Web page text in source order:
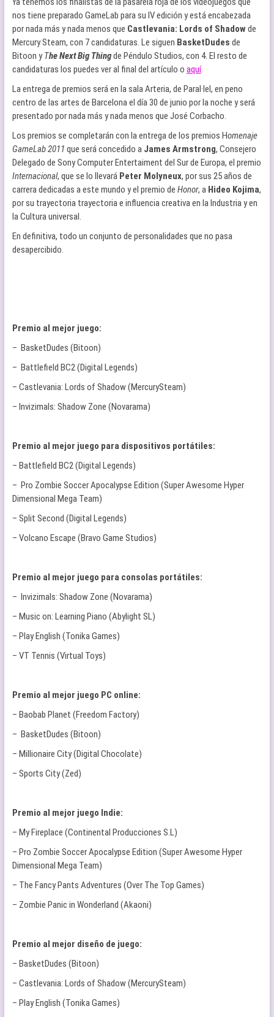
nos tiene preparado GameLab para su IV edición y está encabezada
por nada más y nada menos que Castlevania: Lords of Shadowde
Mercury Steam, con 7 candidaturas. Le siguen BasketDudes de
Bitoon yThe Next Big Thingde Péndulo Studios, con 4. El resto de
candidaturas los puedes ver al final del artículo o aquí.
La entrega de premios será en la sala Arteria, de Paral·lel, en peno
centro de las artes de Barcelona el día 30 de junio por la noche y será
presentado por nada más y nada menos que José Corbacho.
Los premios se completarán con la entrega de los premios Homenaje
GameLab 2011 que será concedido a James Armstrong, Consejero
Delegado de Sony Computer Entertaiment del Sur de Europa, el premio
Internacional, que se lo llevará Peter Molyneux, por sus 25 años de
carrera dedicadas a este mundo y el premio de Honor, aHideo Kojima,
por su trayectoria trayectoria e influencia creativa en la Industria y en
la Cultura universal.
En definitiva, todo un conjunto de personalidades que no pasa
desapercibido.
Premio al mejor juego:
– BasketDudes (Bitoon)
– Battlefield BC2 (Digital Legends)
– Castlevania: Lords of Shadow (MercurySteam)
– Invizimals: Shadow Zone (Novarama)
Premio al mejor juego para dispositivos portátiles:
– Battlefield BC2 (Digital Legends)
– Pro Zombie Soccer Apocalypse Edition (Super Awesome Hyper
Dimensional Mega Team)
– Split Second (Digital Legends)
– Volcano Escape (Bravo Game Studios)
Premio al mejor juego para consolas portátiles:
– Invizimals: Shadow Zone (Novarama)
– Music on: Learning Piano (Abylight SL)
– Play English (Tonika Games)
– VT Tennis (Virtual Toys)
Premio al mejor juego PC online:
– Baobab Planet (Freedom Factory)
– BasketDudes (Bitoon)
– Millionaire City (Digital Chocolate)
– Sports City (Zed)
Premio al mejor juego Indie:
– My Fireplace (Continental Producciones S.L)
– Pro Zombie Soccer Apocalypse Edition (Super Awesome Hyper
Dimensional Mega Team)
– The Fancy Pants Adventures (Over The Top Games)
– Zombie Panic in Wonderland (Akaoni)
Premio al mejor diseño de juego:
– BasketDudes (Bitoon)
– Castlevania: Lords of Shadow (MercurySteam)
– Play English (Tonika Games)